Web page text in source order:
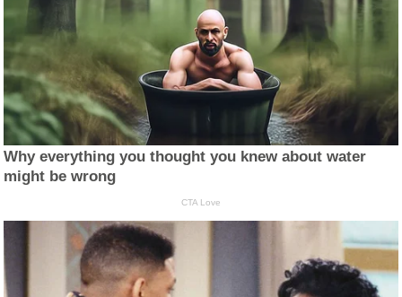
Why everything you thought you knew about water
might be wrong
CTA Love